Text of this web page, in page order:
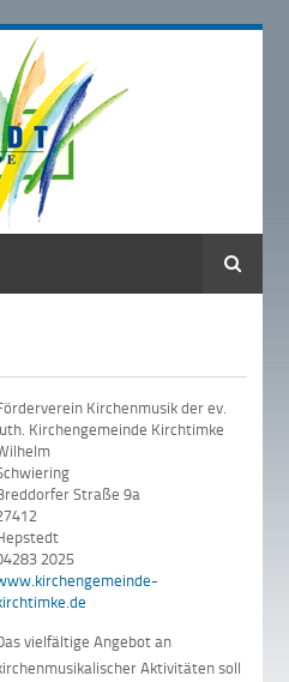
Suche
Kirchenmusik der ev.
Kirchengemeinde Kirchtimke
Straße 9a
2025
vielfältige Angebot an
Aktivitäten soll